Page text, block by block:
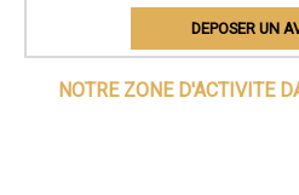
DEPOSER UN
NOTRE ZONE D'ACTIVITE